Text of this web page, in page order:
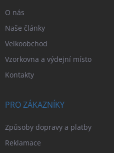
O nás
Naše články
Velkoobchod
Vzorkovna a výdejní místo
Kontakty
PRO ZÁKAZNÍKY
Způsoby dopravy a platby
Reklamace